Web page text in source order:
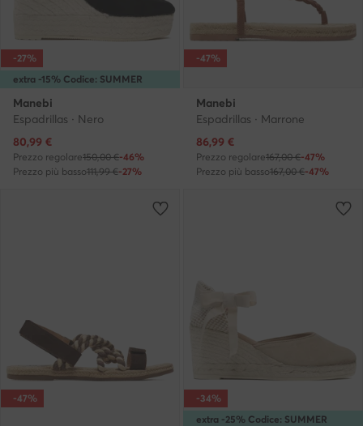
extra -15% Codice: SUMMER
-27%
Manebi
Espadrillas · Nero
Prezzo attuale
80,99 €
Prezzo regolare150,00 €-46%
Prezzo più basso111,99 €-27%
-47%
Manebi
Espadrillas · Marrone
Prezzo attuale
86,99 €
Prezzo regolare167,00 €-47%
Prezzo più basso167,00 €-47%
-47%
extra -25% Codice: SUMMER
-34%